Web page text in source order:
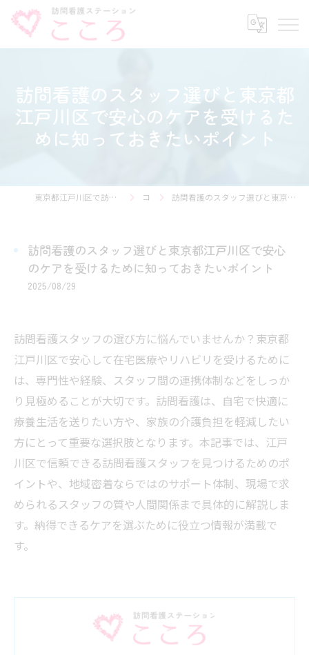
訪問看護のスタッフ選びと東京都
江戸川区で安心のケアを受けるた
めに知っておきたいポイント
東京都江戸川区で訪問看護の求人なら訪問看護ステーション こころ コラム 訪問看護のスタッフ選びと東京都江戸川区で安心のケアを受けるために知っておきたいポイント
訪問看護のスタッフ選びと東京都江戸川区で安心
のケアを受けるために知っておきたいポイント
2025/08/29
訪問看護スタッフの選び方に悩んでいませんか？東京都
江戸川区で安心して在宅医療やリハビリを受けるために
は、専門性や経験、スタッフ間の連携体制などをしっか
り見極めることが大切です。訪問看護は、自宅で快適に
療養生活を送りたい方や、家族の介護負担を軽減したい
方にとって重要な選択肢となります。本記事では、江戸
川区で信頼できる訪問看護スタッフを見つけるためのポ
イントや、地域密着ならではのサポート体制、現場で求
められるスタッフの質や人間関係まで具体的に解説しま
す。納得できるケアを選ぶために役立つ情報が満載で
す。